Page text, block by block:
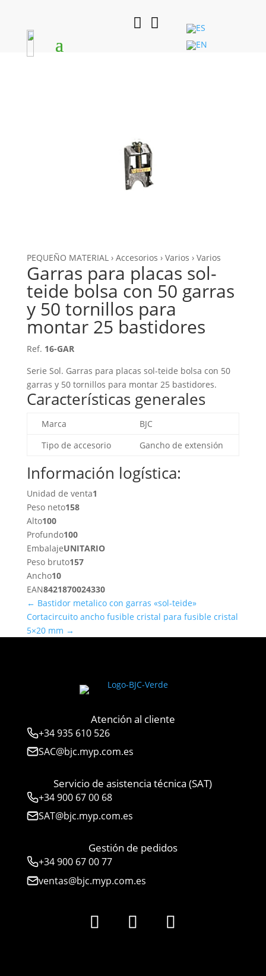
 
PEQUEÑO MATERIAL › Accesorios › Varios › Varios
Garras para placas sol-
teide bolsa con 50 garras
y 50 tornillos para
montar 25 bastidores
Ref. 16-GAR
Serie Sol. Garras para placas sol-teide bolsa con 50
garras y 50 tornillos para montar 25 bastidores.
Características generales
Marca
BJC
Tipo de accesorio
Gancho de extensión
Información logística:
Unidad de venta1
Peso neto158
Alto100
Profundo100
EmbalajeUNITARIO
Peso bruto157
Ancho10
EAN8421870024330
← Bastidor metalico con garras «sol-teide»
Cortacircuito ancho fusible cristal para fusible cristal
5×20 mm →
Atención al cliente
+34935 610 526
SAC@bjc.myp.com.es
Servicio de asistencia técnica (SAT)
+34900 67 00 68
SAT@bjc.myp.com.es
Gestión de pedidos
+34 900 67 00 77
ventas@bjc.myp.com.es